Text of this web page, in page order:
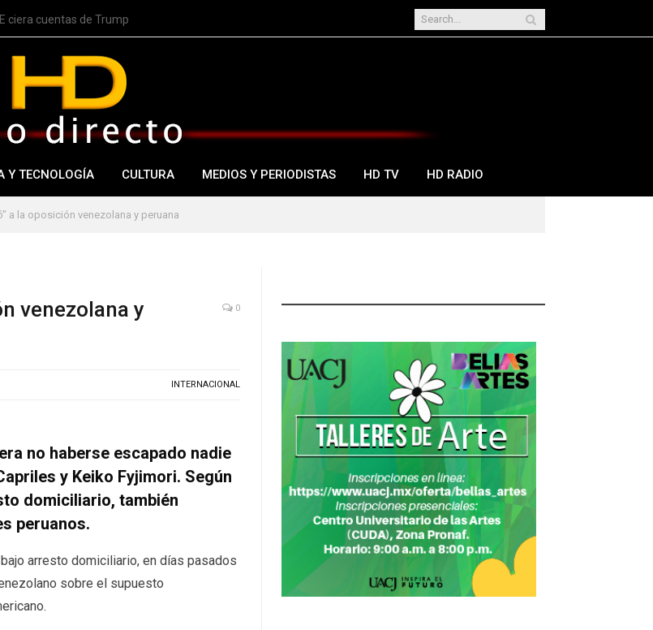
ciera cuentas de Trump
Y TECNOLOGÍA CULTURA MEDIOS Y PERIODISTAS HD TV HD RADIO
a la oposición venezolana y peruana
venezolana y
0
INTERNACIONAL
no haberse escapado nadie
y Keiko Fyjimori. Según
domiciliario, también
peruanos.
arresto domiciliario, en días pasados
sobre el supuesto